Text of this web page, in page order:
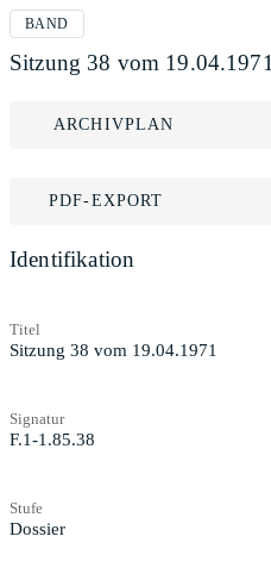
BAND
Sitzung 38 vom 19.04.1971
ARCHIVPLAN
PDF-EXPORT
Identifikation
Titel
Sitzung 38 vom 19.04.1971
Signatur
F.1-1.85.38
Stufe
Dossier